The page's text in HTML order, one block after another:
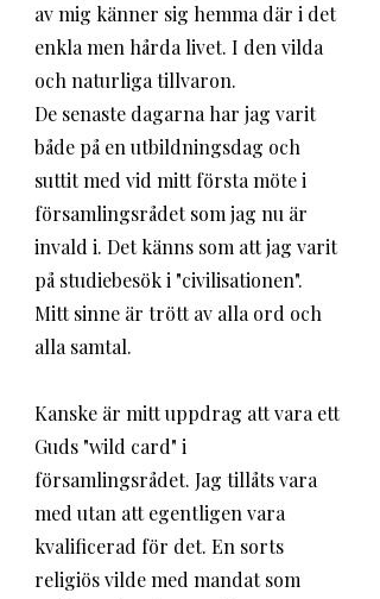
av mig känner sig hemma där i det
enkla men hårda livet. I den vilda
och naturliga tillvaron.
De senaste dagarna har jag varit
både på en utbildningsdag och
suttit med vid mitt första möte i
församlingsrådet som jag nu är
invald i. Det känns som att jag varit
på studiebesök i "civilisationen".
Mitt sinne är trött av alla ord och
alla samtal.
Kanske är mitt uppdrag att vara ett
Guds "wild card" i
församlingsrådet. Jag tillåts vara
med utan att egentligen vara
kvalificerad för det. En sorts
religiös vilde med mandat som